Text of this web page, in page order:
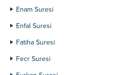
Enam Suresi
Enfal Suresi
Fatiha Suresi
Fecr Suresi